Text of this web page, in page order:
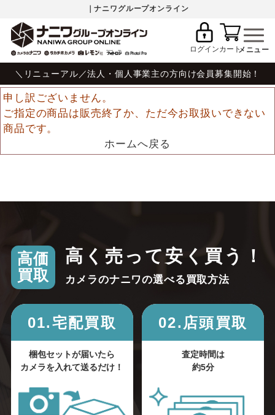
｜ナニワグループオンライン
ログインカート
＼リニューアル／法人・個人事業主の方向け会員募集開始！
申し訳ございません。
ご指定の商品は販売終了か、ただ今お取扱いできない
商品です。
ホームへ戻る
高価
買取
高く売って安く買う！
カメラのナニワの選べる買取方法
01.宅配買取
梱包セットが届いたら
カメラを入れて送るだけ！
02.店頭買取
査定時間は
約5分